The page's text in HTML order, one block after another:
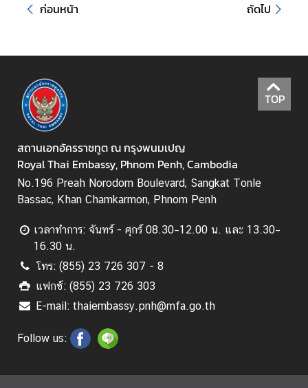
แ
ล
ะ
กิ
จ
ก
ร
ร
ม
ธุ
ร
กิ
จ
ข้
อ
ล
ก่อนหน้า ถัดไป
TOP
สถานเอกอัครราชทูต ณ กรุงพนมเปญ
Royal Thai Embassy, Phnom Penh, Cambodia
No.196 Preah Norodom Boulevard, Sangkat Tonle
Bassac, Khan Chamkarmon, Phnom Penh
เวลาทำการ: จันทร์ - ศุกร์ 08.30–12.00 น. และ 13.30–
16.30 น.
โทร: (855) 23 726 307 - 8
แฟกซ์: (855) 23 726 303
E-mail: thaiembassy.pnh@mfa.go.th
Follow us: